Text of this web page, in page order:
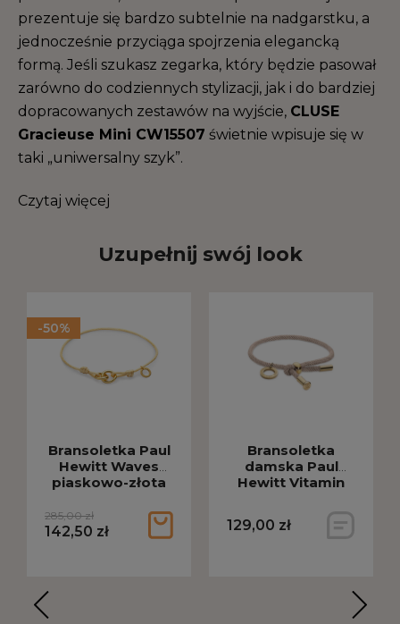
prezentuje się bardzo subtelnie na nadgarstku, a
jednocześnie przyciąga spojrzenia elegancką
formą. Jeśli szukasz zegarka, który będzie pasował
zarówno do codziennych stylizacji, jak i do bardziej
dopracowanych zestawów na wyjście, CLUSE
Gracieuse Mini CW15507 świetnie wpisuje się w
taki „uniwersalny szyk”.
Czytaj więcej
Uzupełnij swój look
-50%
Bransoletka Paul
Hewitt Waves
piaskowo-złota
285,00 zł
142,50 zł
Bransoletka
damska Paul
Hewitt Vitamin
129,00 zł